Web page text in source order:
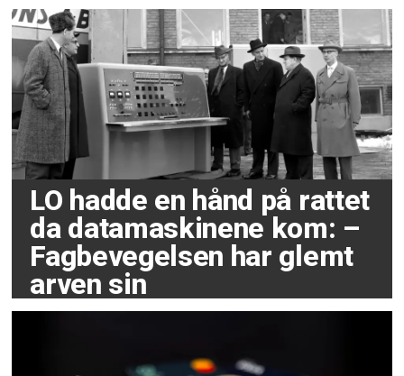
LO hadde en hånd på rattet
da datamaskinene kom: –
Fagbevegelsen har glemt
arven sin